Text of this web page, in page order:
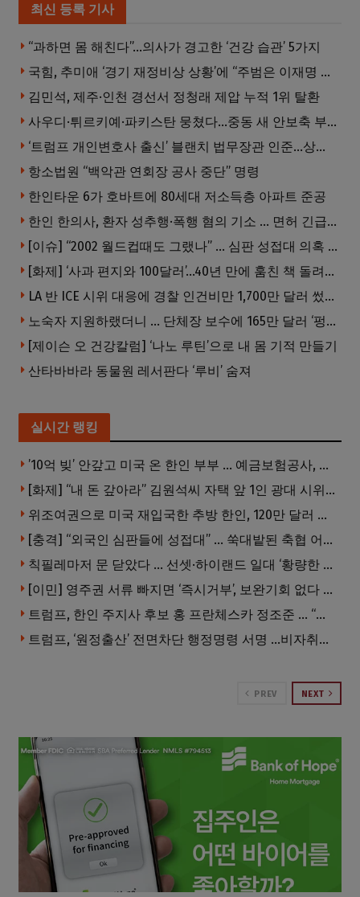
최신 등록 기사
“과하면 몸 해친다”…의사가 경고한 ‘건강 습관’ 5가지
국힘, 추미애 ‘경기 재정비상 상황’에 “주범은 이재명 전 지사”
김민석, 제주·인천 경선서 정청래 제압 누적 1위 탈환
사우디·튀르키예·파키스탄 뭉쳤다…중동 새 안보축 부상하나
‘트럼프 개인변호사 출신’ 블랜치 법무장관 인준…상원 50대49 가결
항소법원 “백악관 연회장 공사 중단” 명령
한인타운 6가 호바트에 80세대 저소득층 아파트 준공
한인 한의사, 환자 성추행·폭행 혐의 기소 … 면허 긴급정지
[이슈] “2002 월드컵때도 그랬나” … 심판 성접대 의혹 해외로 일파만파, 4강 신화까지 불똥
[화제] ‘사과 편지와 100달러’…40년 만에 훔친 책 돌려준 절도범
LA 반 ICE 시위 대응에 경찰 인건비만 1,700만 달러 썼다.
노숙자 지원하랬더니 … 단체장 보수에 165만 달러 ‘펑펑’
[제이슨 오 건강칼럼] ‘나노 루틴’으로 내 몸 기적 만들기
산타바바라 동물원 레서판다 ‘루비’ 숨져
실시간 랭킹
’10억 빚’ 안갚고 미국 온 한인 부부 … 예금보험공사, 미국서 소송
[화제] “내 돈 갚아라” 김원석씨 자택 앞 1인 광대 시위 … 한인 투자사, “108만 달러 못받아”
위조여권으로 미국 재입국한 추방 한인, 120만 달러 은행 사기 행각
[충격] “외국인 심판들에 성접대” … 쑥대밭된 축협 어디까지 추락하나
칙필레마저 문 닫았다 … 선셋·하이랜드 일대 ‘황량한 거리’로
[이민] 영주권 서류 빠지면 ‘즉시거부’, 보완기회 없다 … 이민심사 8월부터 확 바뀐다
트럼프, 한인 주지사 후보 홍 프란체스카 정조준 … “미치광이다”
트럼프, ‘원정출산’ 전면차단 행정명령 서명 …비자취소·입국금지·추방까지
PREV NEXT